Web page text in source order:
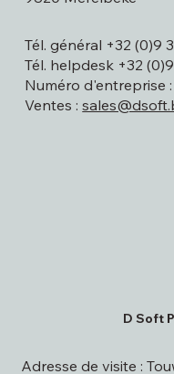
D Soft
Adresse de visite :
Tél. général +32 (0)9
Tél. helpdesk +32
Numéro d'entreprise :
Ventes :